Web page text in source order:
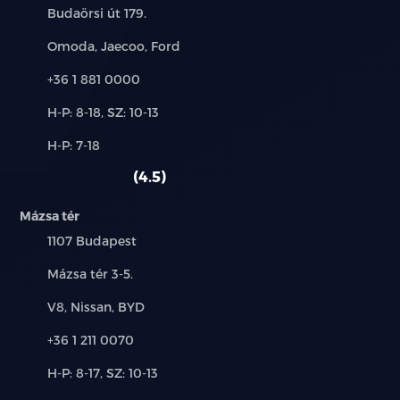
Intelligens kanyarsebesség-szabályozás (CSA)
fékezés (RCTB)
Intelligens távolsági fényszóró vezérlés (IHC)
Automatikus vészfékezés funkció
Forgalmi torlódás asszisztens (TJA)
rendszer (SCF, SLIF)
Cím:
Budaörsi út 179.
Márkák:
Omoda, Jaecoo, Ford
Telefon:
+36 1 881 0000
Új-
használt
H-P: 8-18, SZ: 10-13
Alkatrész,
H-P: 7-18
4.5
Mázsa tér
Település:
1107 Budapest
Cím:
Mázsa tér 3-5.
Márkák:
V8, Nissan, BYD
Telefon:
+36 1 211 0070
Új-
H-P: 8-17, SZ: 10-13